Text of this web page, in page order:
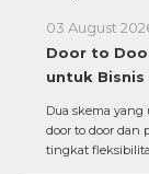
03 August
Door to
untuk Bisnis
Dua skema
door to door dan
tingkat